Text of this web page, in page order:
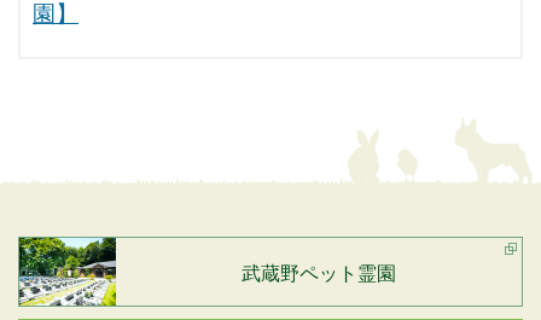
園】
武蔵野ペット霊園